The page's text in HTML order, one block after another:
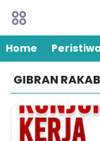
Home
GIBRAN